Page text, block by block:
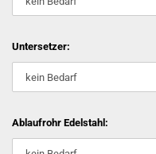
Untersetzer:
Ablaufrohr Edelstahl: